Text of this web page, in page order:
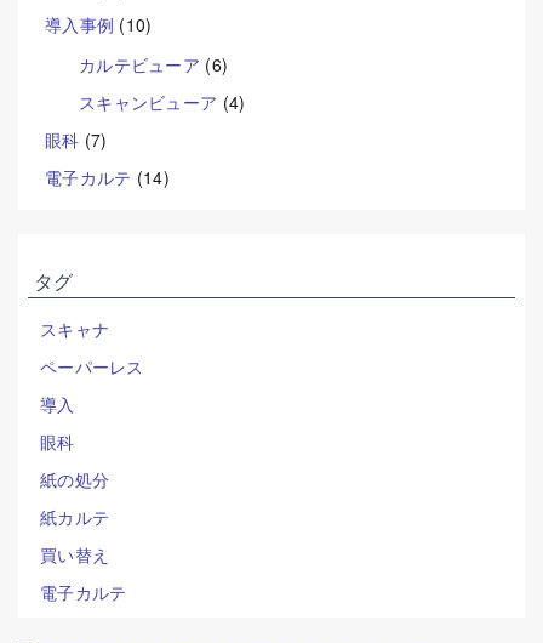
導入事例 (10)
カルテビューア (6)
スキャンビューア (4)
眼科 (7)
電子カルテ (14)
タグ
スキャナ
ペーパーレス
導入
眼科
紙の処分
紙カルテ
買い替え
電子カルテ